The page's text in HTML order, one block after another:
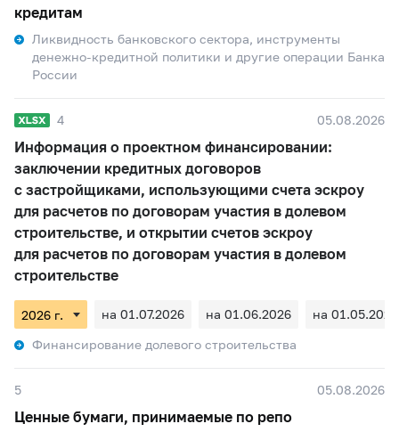
кредитам
Ликвидность банковского сектора, инструменты
денежно-кредитной политики и другие операции Банка
России
4 05.08.2026
Информация о проектном финансировании:
заключении кредитных договоров
с застройщиками, использующими счета эскроу
для расчетов по договорам участия в долевом
строительстве, и открытии счетов эскроу
для расчетов по договорам участия в долевом
строительстве
на 01.07.2026 на 01.06.2026
на 01.05.2026
Финансирование долевого строительства
5 05.08.2026
Ценные бумаги, принимаемые по репо